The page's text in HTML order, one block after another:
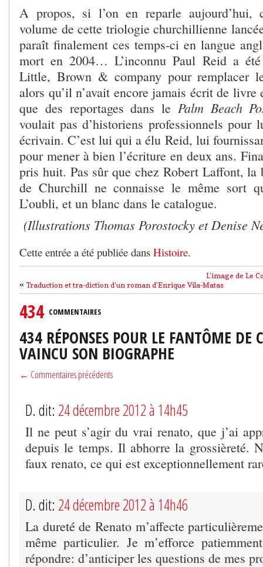
A propos, si l’on en reparle aujourd’hui,
volume de cette triologie churchillienne
paraît finalement ces temps-ci en langue
mort en 2004… L’inconnu Paul Reid a
Little, Brown & company pour remplacer
alors qu’il n’avait encore jamais écrit de livre
que des reportages dans le Palm Beach
voulait pas d’historiens professionnels pour
écrivain. C’est lui qui a élu Reid, lui
pour mener à bien l’écriture en deux ans.
pris huit. Pas sûr que chez Robert Laffont, la
de Churchill ne connaisse le même sort
L’oubli, et un blanc dans le catalogue.
(Illustrations Thomas Porostocky et Denise
Cette entrée a été publiée dans Histoire.
L’image de Le
« Traduction et tra-diction d’un roman d’Enrique Vila-Matas
434 COMMENTAIRES
434 RÉPONSES POUR LE FANTÔME DE
VAINCU SON BIOGRAPHE
← Commentaires précédents
D. dit: 24 décembre 2012 à 14h45
Il ne peut s’agir du vrai renato, que j’ai
depuis le temps. Il abhorre la grossièreté.
faux renato, ce qui est exceptionnellement
D. dit: 24 décembre 2012 à 14h46
La dureté de Renato m’affecte
même particulier. Je m’efforce
répondre: d’anticiper les questions de mes